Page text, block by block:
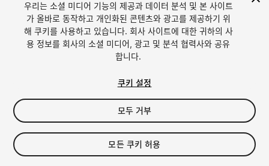
한국어
日本語
Unity에서 에셋 판매
Sell Assets
에셋 스토어 툴
퍼블리셔 로그인
자주 묻는 질문
우리는 소셜 미디어 기능의 제공과 데이터 분석 및 본 사이트
가 올바로 동작하고 개인화된 콘텐츠와 광고를 제공하기 위
해 쿠키를 사용하고 있습니다. 회사 사이트에 대한 귀하의 사
용 정보를 회사의 소셜 미디어, 광고 및 분석 협력사와 공유
합니다.
쿠키 설정
모두 거부
모든 쿠키 허용